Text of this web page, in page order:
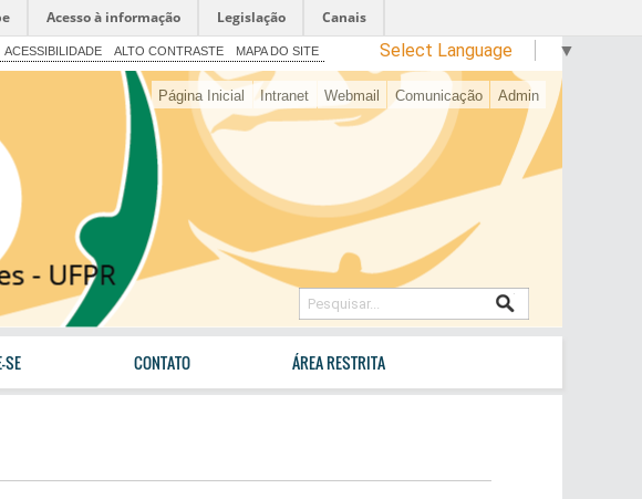
Acesso à informação Legislação Canais
ACESSIBILIDADE ALTO CONTRASTE MAPA DO SITE Select Language ▼
Página Inicial Intranet Webmail Comunicação Admin
SE CONTATO ÁREA RESTRITA